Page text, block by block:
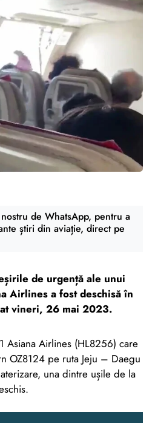
de WhatsApp, pentru a
știri din aviație, direct pe
de urgență ale unui
Airlines a fost deschisă în
vineri, 26 mai 2023.
Asiana Airlines (HL8256) care
OZ8124 pe ruta Jeju – Daegu
una dintre ușile de la